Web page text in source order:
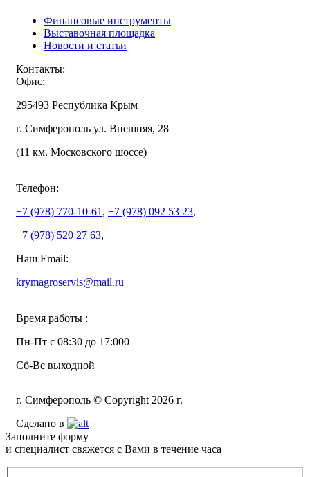
Финансовые инструменты
Выставочная площадка
Новости и статьи
Контакты:
Офис:
295493 Республика Крым
г. Симферополь ул. Внешняя, 28
(11 км. Московского шоссе)
Телефон:
+7 (978) 770-10-61 , +7 (978) 092 53 23,
+7 (978) 520 27 63,
Наш Email:
krymagroservis@mail.ru
Время работы :
Пн-Пт с 08:30 до 17:000
Сб-Вс выходной
г. Симферополь © Copyright 2026 г.
Сделано в
Заполните форму
и специалист свяжется с Вами в течение часа